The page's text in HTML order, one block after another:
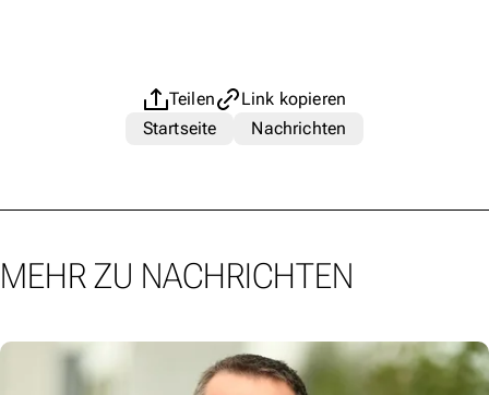
Teilen
Link kopieren
Startseite
Nachrichten
MEHR ZU NACHRICHTEN